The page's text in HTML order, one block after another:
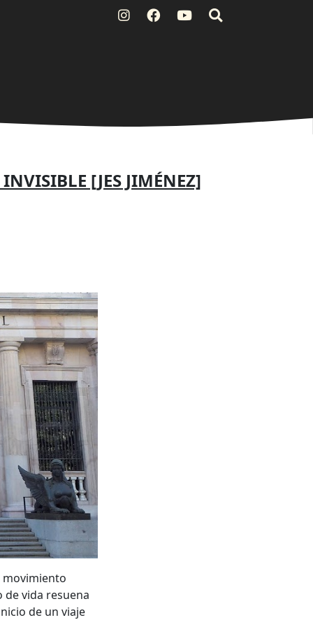
[JES JIMÉNEZ]
movimiento
de vida resuena
de un viaje